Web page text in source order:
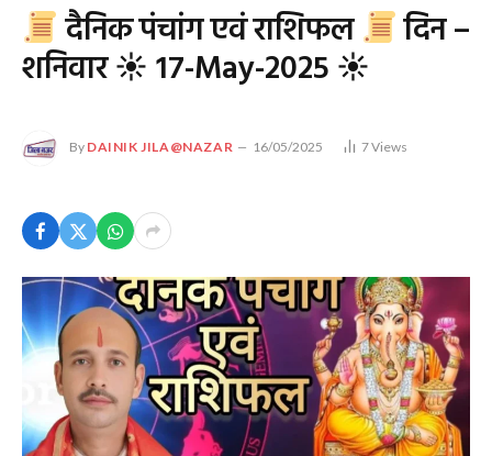
दैनिक​ पंचांग एवं राशिफल दिन –
शनिवार ☀ 17-May-2025 ☀
By DAINIK JILA@NAZAR 16/05/2025 7Views